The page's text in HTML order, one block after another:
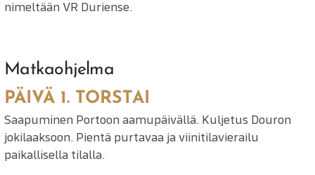
nimeltään VR Duriense.
Matkaohjelma
PÄIVÄ 1. TORSTAI
Saapuminen Portoon aamupäivällä. Kuljetus Douron
jokilaaksoon. Pientä purtavaa ja viinitilavierailu
paikallisella tilalla.